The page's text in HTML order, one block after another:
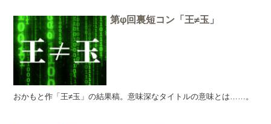
第φ回裏短コン「王≠玉」
おかもと作「王≠玉」の結果稿。意味深なタイトルの意味とは……。